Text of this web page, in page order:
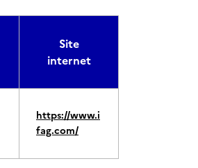
Site
internet
https://www.i
fag.com/